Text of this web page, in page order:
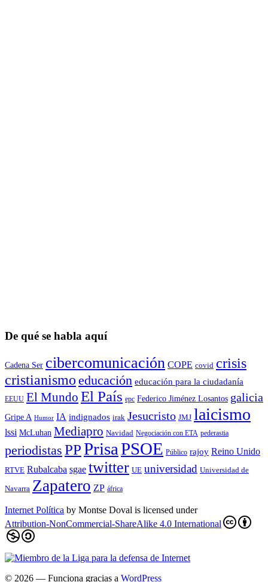
De qué se habla aquí
Cadena Ser cibercomunicación COPE covid crisis
cristianismo educación educación para la ciudadaní­a
EEUU El Mundo El País epc Federico Jiménez Losantos galicia
Gripe A Humor IA indignados irak Jesucristo JMJ laicismo
lssi McLuhan Mediapro Navidad Negociación con ETA pederastia
periodistas PPPrisaPSOE Público rajoy Reino Unido
RTVE Rubalcaba sgae twitter UE universidad Universidad de
Navarra Zapatero ZP áfrica
Internet Política by Montse Doval is licensed under
Attribution-NonCommercial-ShareAlike 4.0 International
© 2026 — Funciona gracias a WordPress